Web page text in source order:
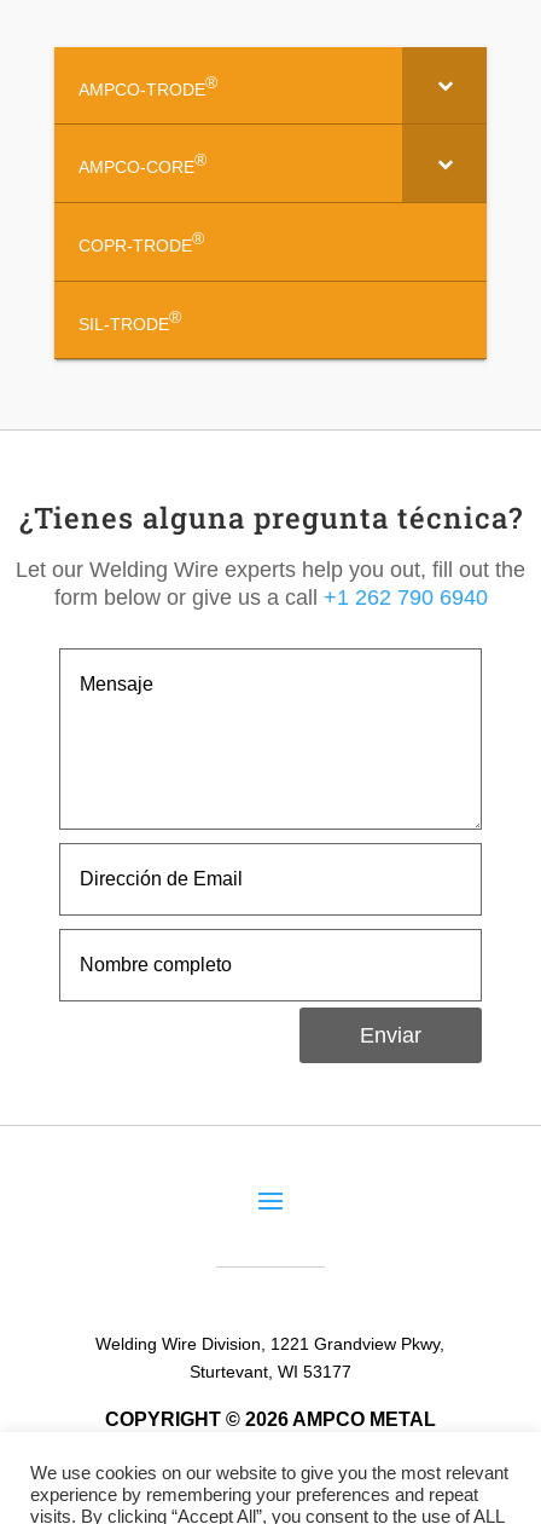
AMPCO-TRODE®
AMPCO-CORE®
COPR-TRODE®
SIL-TRODE®
¿Tienes alguna pregunta técnica?
Let our Welding Wire experts help you out, fill out the
form below or give us a call +1 262 790 6940
Enviar
Welding Wire Division, 1221 Grandview Pkwy,
Sturtevant, WI 53177
COPYRIGHT © 2026 AMPCO METAL
We use cookies on our website to give you the most relevant
experience by remembering your preferences and repeat
visits. By clicking “Accept All”, you consent to the use of ALL